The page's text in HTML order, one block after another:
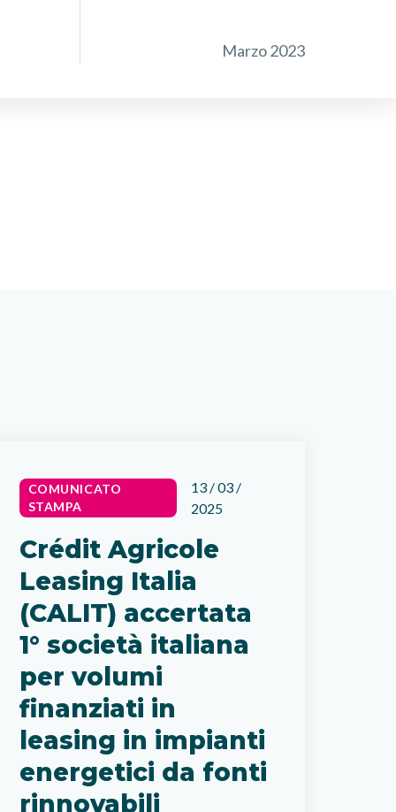
Marzo 2023
COMUNICATO
STAMPA
13 / 03 /
2025
Crédit Agricole
Leasing Italia
(CALIT) accertata
1° società italiana
per volumi
finanziati in
leasing in impianti
energetici da fonti
rinnovabili